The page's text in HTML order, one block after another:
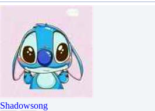
Shadowsong